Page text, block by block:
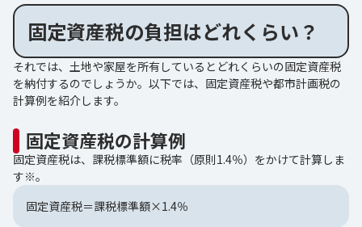
固定資産税の負担はどれくらい？
それでは、土地や家屋を所有しているとどれくらいの固定資産税
を納付するのでしょうか。以下では、固定資産税や都市計画税の
計算例を紹介します。
固定資産税の計算例
固定資産税は、課税標準額に税率（原則1.4％）をかけて計算しま
す※。
固定資産税＝課税標準額×1.4％